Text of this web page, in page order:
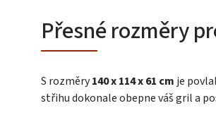
Přesné rozměry
S rozměry140 x 114 x 61 cm je
střihu dokonale obepne váš gril a